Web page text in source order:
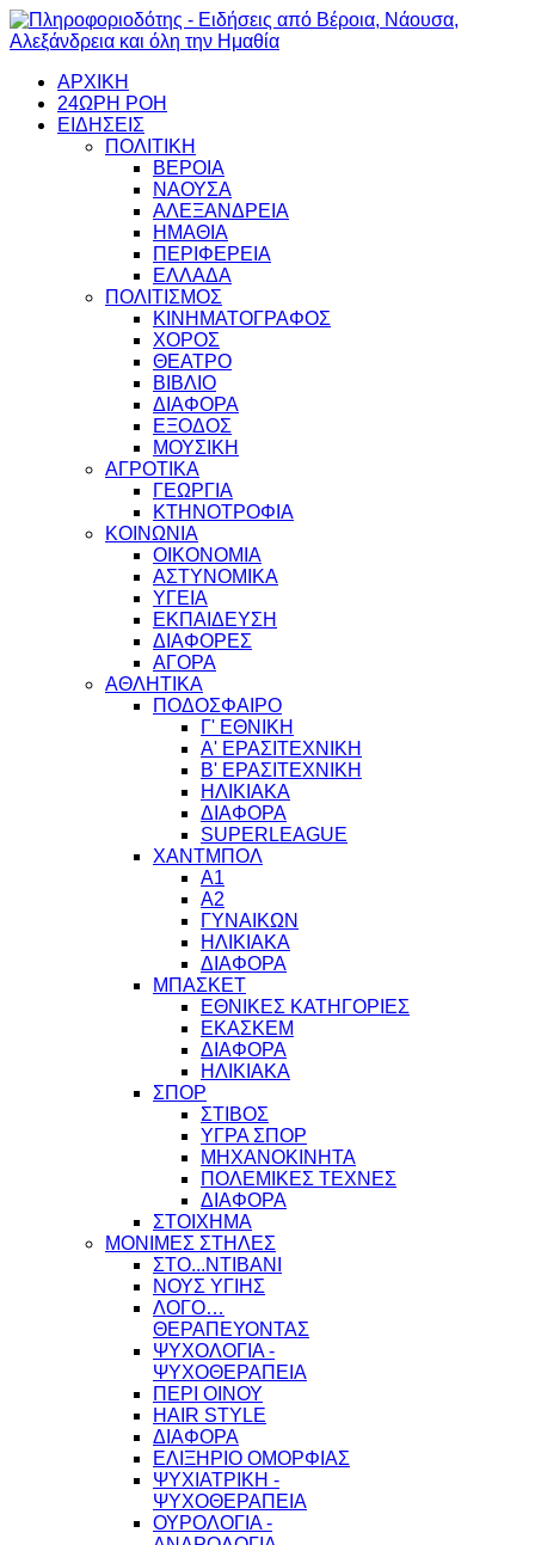
ΑΡΧΙΚΗ
24ΩΡΗ ΡΟΗ
ΕΙΔΗΣΕΙΣ
ΠΟΛΙΤΙΚΗ
ΒΕΡΟΙΑ
ΝΑΟΥΣΑ
ΑΛΕΞΑΝΔΡΕΙΑ
ΗΜΑΘΙΑ
ΠΕΡΙΦΕΡΕΙΑ
ΕΛΛΑΔΑ
ΠΟΛΙΤΙΣΜΟΣ
ΚΙΝΗΜΑΤΟΓΡΑΦΟΣ
ΧΟΡΟΣ
ΘΕΑΤΡΟ
ΒΙΒΛΙΟ
ΔΙΑΦΟΡΑ
ΕΞΟΔΟΣ
ΜΟΥΣΙΚΗ
ΑΓΡΟΤΙΚΑ
ΓΕΩΡΓΙΑ
ΚΤΗΝΟΤΡΟΦΙΑ
ΚΟΙΝΩΝΙΑ
ΟΙΚΟΝΟΜΙΑ
ΑΣΤΥΝΟΜΙΚΑ
ΥΓΕΙΑ
ΕΚΠΑΙΔΕΥΣΗ
ΔΙΑΦΟΡΕΣ
ΑΓΟΡΑ
ΑΘΛΗΤΙΚΑ
ΠΟΔΟΣΦΑΙΡΟ
Γ' ΕΘΝΙΚΗ
Α' ΕΡΑΣΙΤΕΧΝΙΚΗ
Β' ΕΡΑΣΙΤΕΧΝΙΚΗ
ΗΛΙΚΙΑΚΑ
ΔΙΑΦΟΡΑ
SUPERLEAGUE
ΧΑΝΤΜΠΟΛ
Α1
Α2
ΓΥΝΑΙΚΩΝ
ΗΛΙΚΙΑΚΑ
ΔΙΑΦΟΡΑ
ΜΠΑΣΚΕΤ
ΕΘΝΙΚΕΣ ΚΑΤΗΓΟΡΙΕΣ
ΕΚΑΣΚΕΜ
ΔΙΑΦΟΡΑ
ΗΛΙΚΙΑΚΑ
ΣΠΟΡ
ΣΤΙΒΟΣ
ΥΓΡΑ ΣΠΟΡ
ΜΗΧΑΝΟΚΙΝΗΤΑ
ΠΟΛΕΜΙΚΕΣ ΤΕΧΝΕΣ
ΔΙΑΦΟΡΑ
ΣΤΟΙΧΗΜΑ
ΜΟΝΙΜΕΣ ΣΤΗΛΕΣ
ΣΤΟ...ΝΤΙΒΑΝΙ
ΝΟΥΣ ΥΓΙΗΣ
ΛΟΓΟ…
ΘΕΡΑΠΕΥΟΝΤΑΣ
ΨΥΧΟΛΟΓΙΑ -
ΨΥΧΟΘΕΡΑΠΕΙΑ
ΠΕΡΙ ΟΙΝΟΥ
HAIR STYLE
ΔΙΑΦΟΡΑ
ΕΛΙΞΗΡΙΟ ΟΜΟΡΦΙΑΣ
ΨΥΧΙΑΤΡΙΚΗ -
ΨΥΧΟΘΕΡΑΠΕΙΑ
ΟΥΡΟΛΟΓΙΑ -